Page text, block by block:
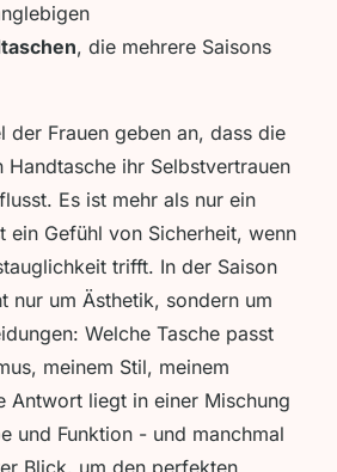
, die mehrere Saisons
der Frauen geben an, dass die
Handtasche ihr Selbstvertrauen
Es ist mehr als nur ein
ein Gefühl von Sicherheit, wenn
trifft. In der Saison
nur um Ästhetik, sondern um
Welche Tasche passt
meinem Stil, meinem
Antwort liegt in einer Mischung
und Funktion - und manchmal